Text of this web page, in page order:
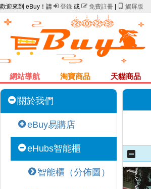
歡迎來到 eBuy！請  登錄 或  免費註冊 觸屏版
網站導航 淘寶商品 天貓商品
關於我們
eBuy易購店
eHubs智能櫃
智能櫃（分佈圖）